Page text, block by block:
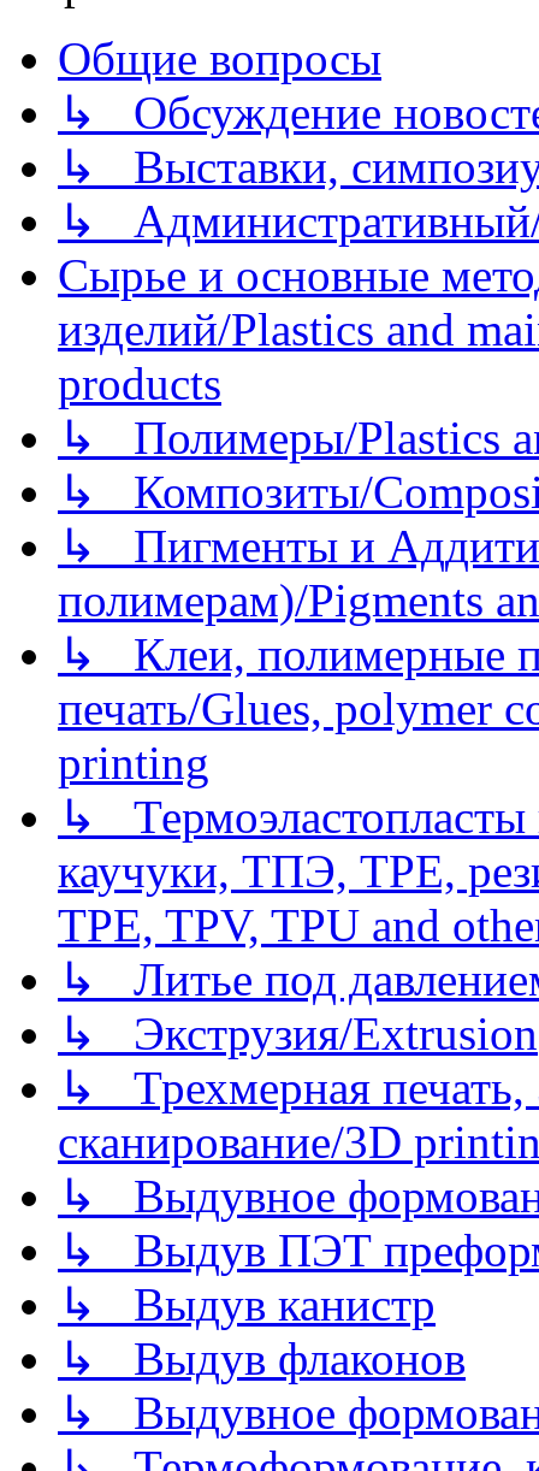
Общие вопросы
↳ Обсуждение
↳ Выставки,
↳
Сырье и основные
изделий/Plastics and
products
↳ Полимеры/Plastics
↳ Композиты/
↳ Пигменты и
полимерам)/Pigments
↳ Клеи, полимерные
печать/Glues, polymer
printing
↳
каучуки, ТПЭ, TPE,
TPE, TPV, TPU and
↳ Литье под
↳ Экструзия/Extrusion
↳ Трехмерная
сканирование/3D
↳ Выдувное
↳ Выдув ПЭТ
↳ Выдув канистр
↳ Выдув флаконов
↳ Выдувное